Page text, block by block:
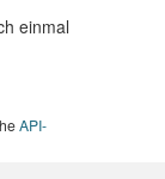
einmal
API-